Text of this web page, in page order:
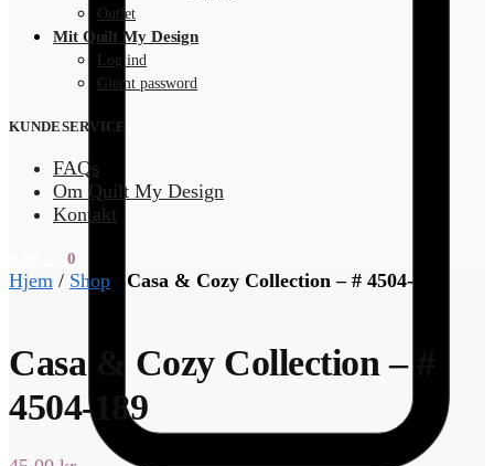
Outlet
Mit Quilt My Design
Log ind
Glemt password
KUNDESERVICE
FAQs
Om Quilt My Design
Kontakt
0
Hjem / Shop Casa & Cozy Collection – # 4504-189
Casa & Cozy Collection – #
4504-189